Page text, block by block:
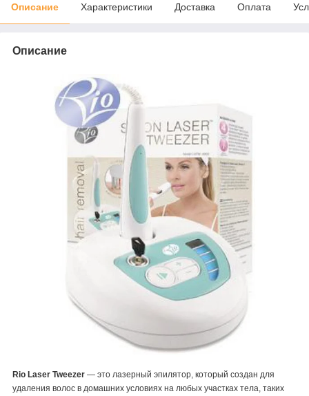
Описание Характеристики Доставка Оплата
Описание
Rio Laser Tweezer ― это лазерный эпилятор, который создан для
удаления волос в домашних условиях на любых участках тела, таких